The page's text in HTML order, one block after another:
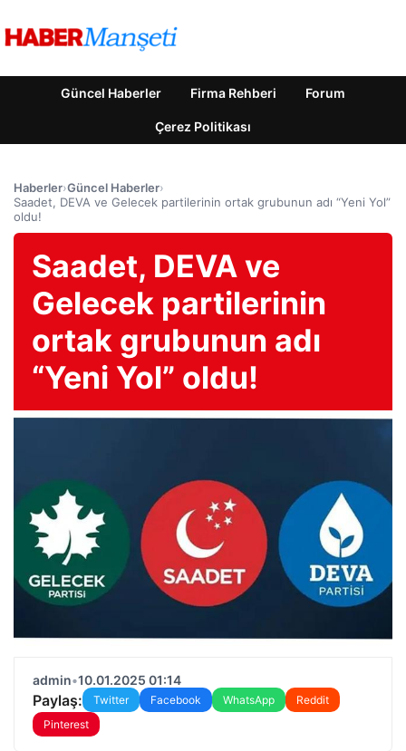
Güncel Haberler Firma Rehberi Forum
Çerez Politikası
Haberler›Güncel Haberler›
Saadet, DEVA ve Gelecek partilerinin ortak grubunun adı “Yeni Yol”
oldu!
Saadet, DEVA ve
Gelecek partilerinin
ortak grubunun adı
“Yeni Yol” oldu!
admin•10.01.2025 01:14
Paylaş: Twitter Facebook WhatsApp
Reddit
Pinterest